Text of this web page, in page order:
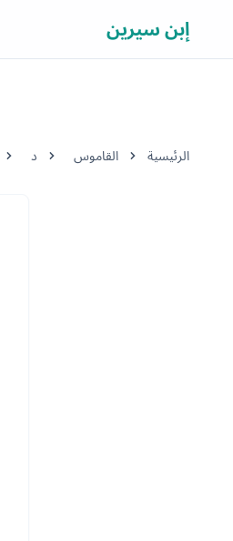
إبن سيرين
الرئيسية القاموس د